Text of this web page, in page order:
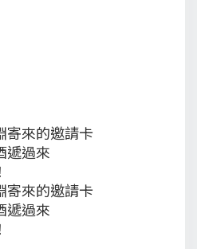
寄來的邀請卡
遞過來
寄來的邀請卡
遞過來